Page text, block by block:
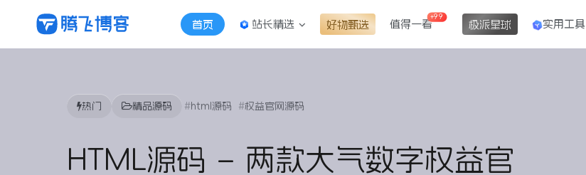
热门 精品源码 html源码 权益官网源码
HTML源码 – 两款大气数字权益官
首页 站长精选 好物甄选 值得一看
+99
极派星球 实用工具